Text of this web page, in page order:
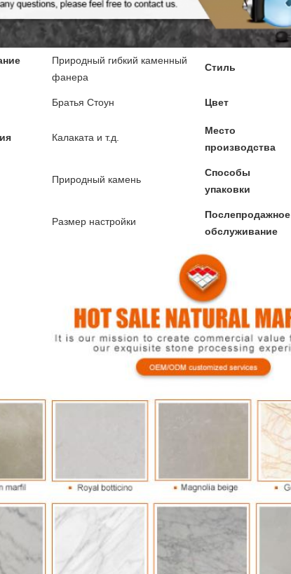
Природный гибкий каменный
фанера
Стиль
Братья Стоун Цвет
Калаката и т.д.
Место
производства
Природный камень
Способы
упаковки
Размер настройки
Послепродажное
обслуживание